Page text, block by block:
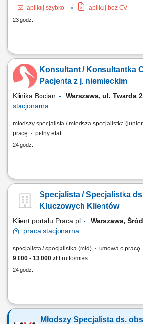
aplikuj szybko
aplikuj bez CV
23 godz.
Opis stanowiska: Telefoniczna i mailowa
utrzymywanie pozytywnych relacji z klientami.
oraz wsparcie w bieżących sprawach. Dbanie o
wizerunek firmy i wysoką jakość obsługi.
Konsultant / Konsultantka
Pacjenta z j. niemieckim
Klinika Bocian Warszawa, ul.
stacjonarna
młodszy specjalista / młodsza specjalistka
pracę
pełny etat
24 godz.
Zakres obowiązków: Telefoniczny kontakt z
Budowanie profesjonalnego wizerunku placówki;
Specjalista / Specjalistka
Kluczowych Klientów
Klient portalu Praca.pl
Warszawa,
praca stacjonarna
specjalista / specjalistka (mid) umowa o pracę
9 000 - 13 000 złbrutto/mies.
24 godz.
bieżąca obsługa i kontakt z kluczowymi
zgłoszeń oraz reklamacji klientów, prowadzenie
Młodszy Specjalista ds.